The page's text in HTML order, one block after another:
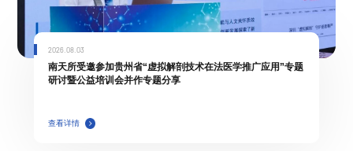
2026.08.03
南天所受邀参加贵州省“虚拟解剖技术在法医学推广应用”专题
研讨暨公益培训会并作专题分享
查看详情